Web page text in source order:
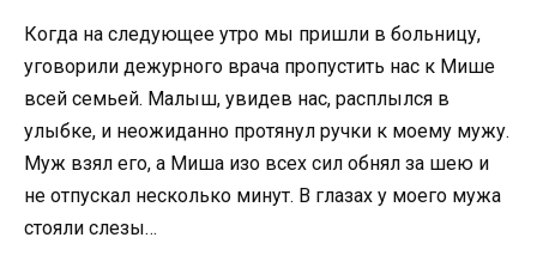
Когда на следующее утро мы пришли в больницу,
уговорили дежурного врача пропустить нас к Мише
всей семьей. Малыш, увидев нас, расплылся в
улыбке, и неожиданно протянул ручки к моему мужу.
Муж взял его, а Миша изо всех сил обнял за шею и
не отпускал несколько минут. В глазах у моего мужа
стояли слезы…